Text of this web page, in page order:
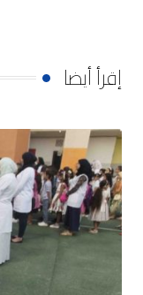
إقرأ أيضا